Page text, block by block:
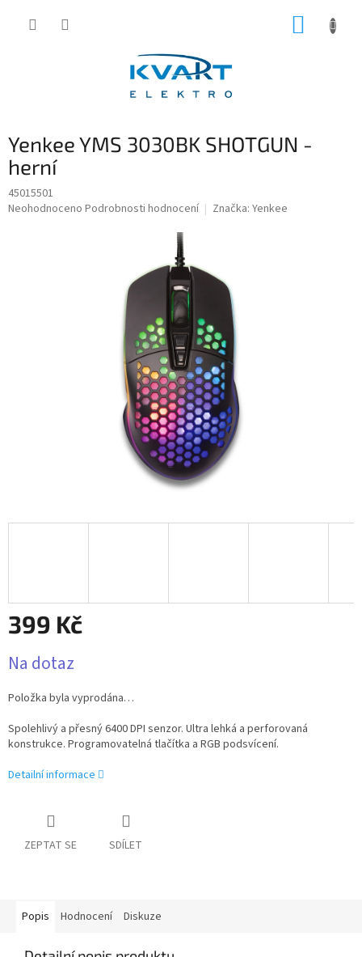
Yenkee YMS 3030BK SHOTGUN -
herní
45015501
Průměrné
Neohodnoceno Podrobnosti hodnocení Značka: Yenkee
399 Kč
cena:
Na dotaz
Položka byla vyprodána…
Spolehlivý a přesný 6400 DPI senzor. Ultra lehká a perforovaná
konstrukce. Programovatelná tlačítka a RGB podsvícení.
Detailní informace
ZEPTAT SE SDÍLET
Popis Hodnocení Diskuze